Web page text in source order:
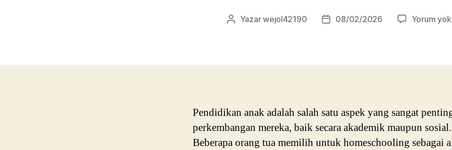
Yazının
Yazarwejol42190
Yazı08/02/2026 Yorum yok
Pendidikan anak adalah salah satu aspek yang sangat
perkembangan mereka, baik secara akademik maupun sosial.
Beberapa orang tua memilih untuk homeschooling sebagai